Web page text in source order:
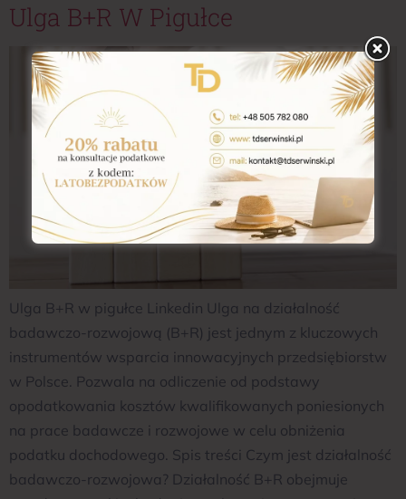
Ulga B+R W Pigułce
Ulga B+R w pigułce Linkedin Ulga na działalność
badawczo-rozwojową (B+R) jest jednym z kluczowych
instrumentów wsparcia innowacyjnych przedsiębiorstw
w Polsce. Pozwala na odliczenie od podstawy
opodatkowania kosztów kwalifikowanych poniesionych
na prace badawcze i rozwojowe w celu obniżenia
podatku dochodowego. Spis treści Czym jest działalność
badawczo-rozwojowa? Działalność B+R obejmuje